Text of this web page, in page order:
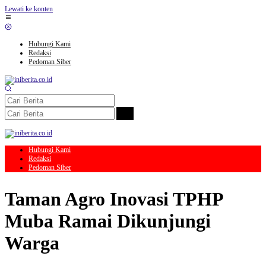
Lewati ke konten
Hubungi Kami
Redaksi
Pedoman Siber
Hubungi Kami
Redaksi
Pedoman Siber
Taman Agro Inovasi TPHP
Muba Ramai Dikunjungi
Warga